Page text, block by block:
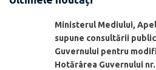
Ministerul Mediului,
supune consultării
Guvernului pentru
Hotărârea Guvernului